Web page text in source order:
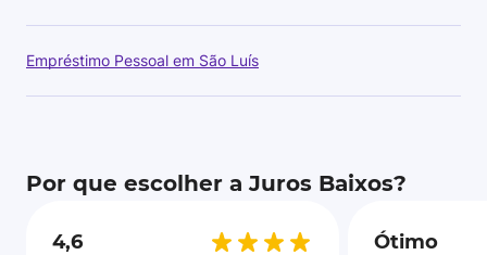
Empréstimo Pessoal em São Luís
Por que escolher a Juros Baixos?
4,6 Ótimo